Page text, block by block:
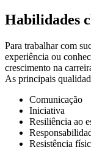
Habilidades
Para trabalhar com
experiência ou
crescimento na
As principais
Comunicação
Iniciativa
Resiliência ao
Resistência